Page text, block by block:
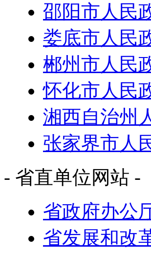
邵阳市人民
娄底市人民
郴州市人民
怀化市人民
湘西自治州
张家界市人
- 省直单位网站 -
省政府办公
省发展和改